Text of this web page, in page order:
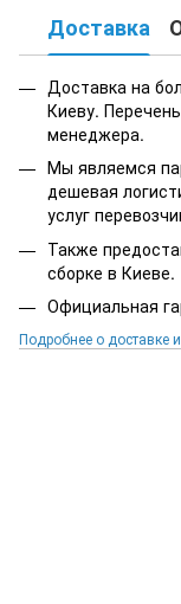
Доставка
Доставка на
Киеву.
менеджера.
Мы являемся
дешевая
услуг
Также
сборке в Киеве.
Официальная
Подробнее о доставке